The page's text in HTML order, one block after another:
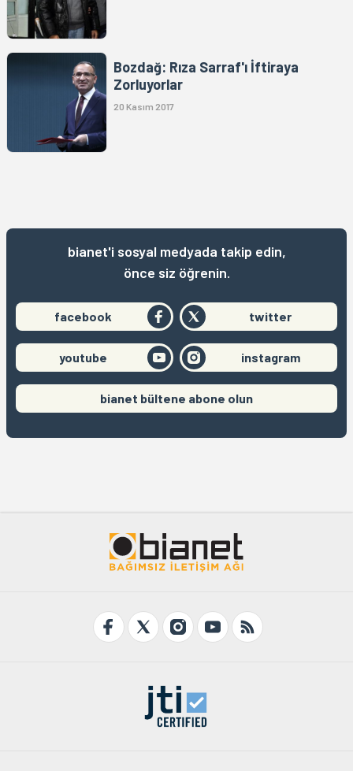
Bozdağ: Rıza Sarraf'ı İftiraya
Zorluyorlar
20 Kasım 2017
bianet'i sosyal medyada takip edin,
önce siz öğrenin.
facebook twitter
youtube instagram
bianet bültene abone olun